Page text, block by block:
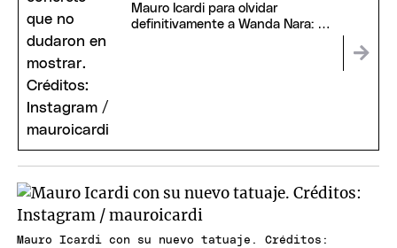
Mauro Icardi para olvidar
definitivamente a Wanda Nara: la
Mauro Icardi con su nuevo tatuaje. Créditos: